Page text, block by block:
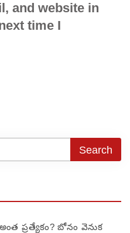
and website in
time I
ప్రత్యేకం? బోనం వెనుక